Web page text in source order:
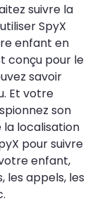
suivre la
SpyX
enfant en
conçu pour le
savoir
Et votre
son
la localisation
pour suivre
enfant,
les appels, les